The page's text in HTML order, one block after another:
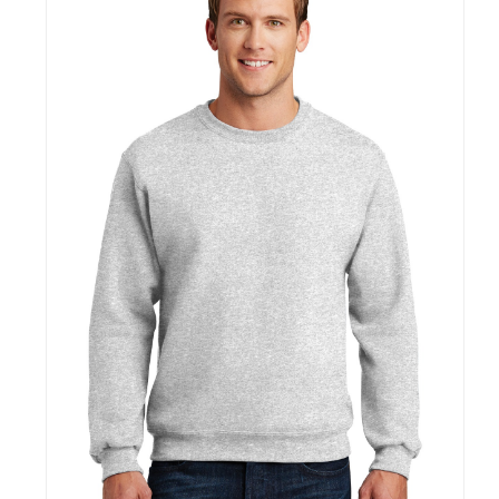
Bolsos, Maletines y Loncheras
Botellas CAMELBAK ®
Ceramica
Comestibles
Cuidado Personal
Eco
Escritorio y Oficina
Escritura
Frazadas
Gorras y Bufandas
Herramientas y llaveros